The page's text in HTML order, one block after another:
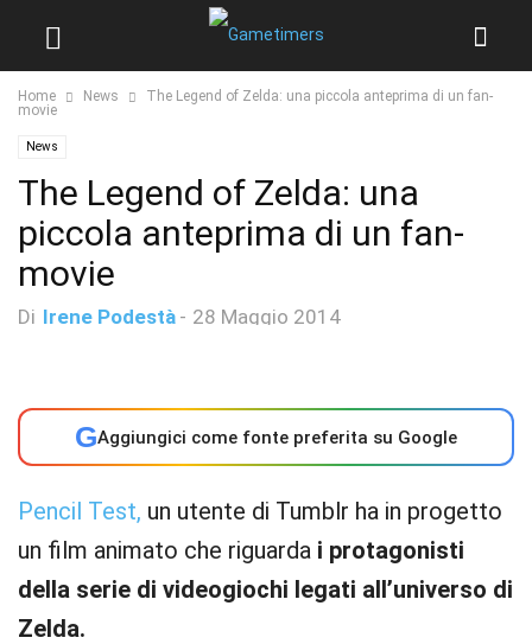
Home News
The Legend of Zelda: una piccola anteprima di un fan-
movie
News
The Legend of Zelda: una
piccola anteprima di un fan-
movie
Di Irene Podestà - 28 Maggio 2014
GAggiungici come fonte preferita su Google
Pencil Test, un utente di Tumblr ha in progetto
un film animato che riguarda i protagonisti
della serie di videogiochi legati all’universo di
Zelda.